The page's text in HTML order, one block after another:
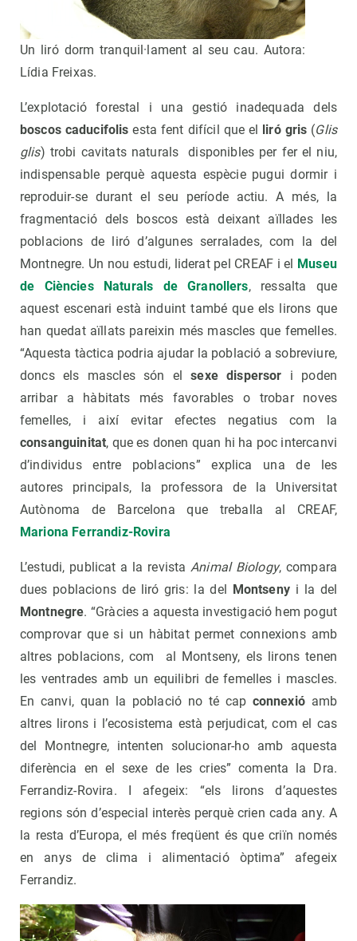
Un liró dorm tranquil·lament al seu cau. Autora:
Lídia Freixas.
L’explotació forestal i una gestió inadequada dels
boscos caducifolis esta fent difícil que el liró gris (Glis
glis) trobi cavitats naturals disponibles per fer el niu,
indispensable perquè aquesta espècie pugui dormir i
reproduir-se durant el seu període actiu. A més, la
fragmentació dels boscos està deixant aïllades les
poblacions de liró d’algunes serralades, com la del
Montnegre. Un nou estudi, liderat pel CREAF i el Museu
de Ciències Naturals de Granollers,
ressalta que
aquest escenari està induint també que els lirons que
han quedat aïllats pareixin més mascles que femelles.
“Aquesta tàctica podria ajudar la població a sobreviure,
doncs els mascles són elsexe dispersor i poden
arribar a hàbitats més favorables o trobar noves
femelles, i així evitar efectes negatius com la
consanguinitat, que es donen quan hi ha poc intercanvi
d’individus entre poblacions” explica una de les
autores principals, la professora de la Universitat
Autònoma de Barcelona que treballa al CREAF,
Mariona Ferrandiz-Rovira
L’estudi, publicat a la revistaAnimal Biology, compara
dues poblacions de liró gris: la del Montsenyi la del
Montnegre. “Gràcies a aquesta investigació hem pogut
comprovar que si un hàbitat permet connexions amb
altres poblacions, com al Montseny, els lirons tenen
les ventrades amb un equilibri de femelles i mascles.
En canvi, quan la població no té cap connexióamb
altres lirons i l’ecosistema està perjudicat, com el cas
del Montnegre, intenten solucionar-ho amb aquesta
diferència en el sexe de les cries” comenta la Dra.
Ferrandiz-Rovira. I afegeix: “els lirons d’aquestes
regions són d’especial interès perquè crien cada any. A
la resta d’Europa, el més freqüent és que criïn només
en anys de clima i alimentació òptima” afegeix
Ferrandiz.